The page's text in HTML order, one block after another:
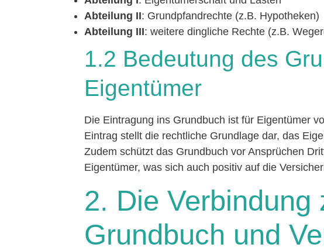
Abteilung II: Grundpfandrechte (z.B. Hypotheken)
Abteilung III: weitere dingliche Rechte (z.B.
1.2 Bedeutung des
Eigentümer
Die Eintragung ins Grundbuch ist für Eigentümer
Eintrag stellt die rechtliche Grundlage dar, das
Zudem schützt das Grundbuch vor Ansprüchen
Eigentümer, was sich auch positiv auf die
2. Die Verbindung
Grundbuch und